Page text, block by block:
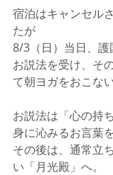
宿泊はキャンセル
たが
8/3（日）当日、護
お説法を受け、そ
て朝ヨガをおこな
お説法は「心の持
身に沁みるお言葉
その後は、通常立
い「月光殿」へ。